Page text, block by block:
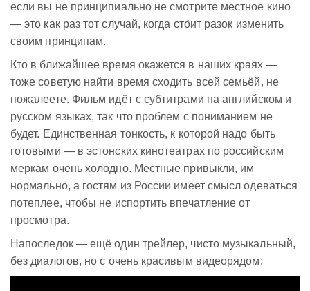
если вы не принципиально не смотрите местное кино
— это как раз тот случай, когда сто́ит разок изменить
своим принципам.
Кто в ближайшее время окажется в наших краях —
тоже советую найти время сходить всей семьёй, не
пожалеете. Фильм идёт с субтитрами на английском и
русском языках, так что проблем с пониманием не
будет. Единственная тонкость, к которой надо быть
готовыми — в эстонских кинотеатрах по российским
меркам очень холодно. Местные привыкли, им
нормально, а гостям из России имеет смысл одеваться
потеплее, чтобы не испортить впечатление от
просмотра.
Напоследок — ещё один трейлер, чисто музыкальный,
без диалогов, но с очень красивым видеорядом: